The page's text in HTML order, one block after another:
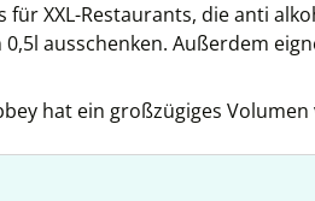
XXL-Restaurants, die anti
ausschenken. Außerdem
hat ein großzügiges Volumen